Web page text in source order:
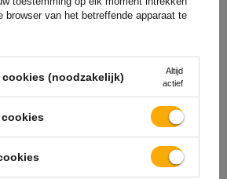
achter
Uw score:
5/5
browser van het betreffende apparaat te
(noodzakelijk)
Altijd
actief